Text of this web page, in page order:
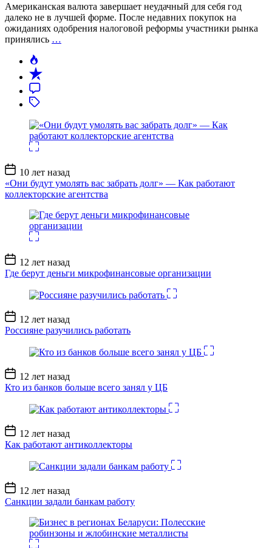
Американская валюта завершает неудачный для себя год
далеко не в лучшей форме. После недавних покупок на
ожиданиях одобрения налоговой реформы участники рынка
принялись …
Дата
записи
10 лет назад
«Они будут умолять вас забрать долг» — Как работают
коллекторские агентства
Дата
записи
12 лет назад
Где берут деньги микрофинансовые организации
Дата
записи
12 лет назад
Россияне разучились работать
Дата
записи
12 лет назад
Кто из банков больше всего занял у ЦБ
Дата
записи
12 лет назад
Как работают антиколлекторы
Дата
записи
12 лет назад
Санкции задали банкам работу